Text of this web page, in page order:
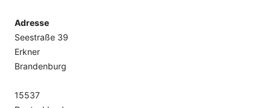
Adresse
Seestraße 39
Erkner
Brandenburg
15537